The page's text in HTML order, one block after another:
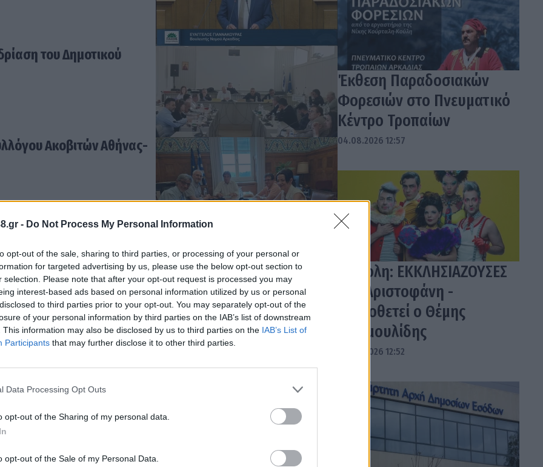
- Do Not Process My Personal Information
opt-out of the sale, sharing to third parties, or processing of your personal or
for targeted advertising by us, please use the below opt-out section to
selection. Please note that after your opt-out request is processed you may
interest-based ads based on personal information utilized by us or personal
to third parties prior to your opt-out. You may separately opt-out of the
of your personal information by third parties on the IAB’s list of downstream
This information may also be disclosed by us to third parties on the IAB’s List of
Participants that may further disclose it to other third parties.
Data Processing Opt Outs
opt-out of the Sharing of my personal data.
opt-out of the Sale of my Personal Data.
του Δημοτικού
Ακοβιτών Αθήνας-
για να κατακτηθεί
Έκθεση Παραδοσιακών
Φορεσιών στο Πνευματικό
Κέντρο Τροπαίων
04.08.2026 12:57
Τρίπολη: ΕΚΚΛΗΣΙΑΖΟΥΣΕΣ
του Αριστοφάνη -
Σκηνοθετεί ο Θέμης
Μουμουλίδης
04.08.2026 12:52